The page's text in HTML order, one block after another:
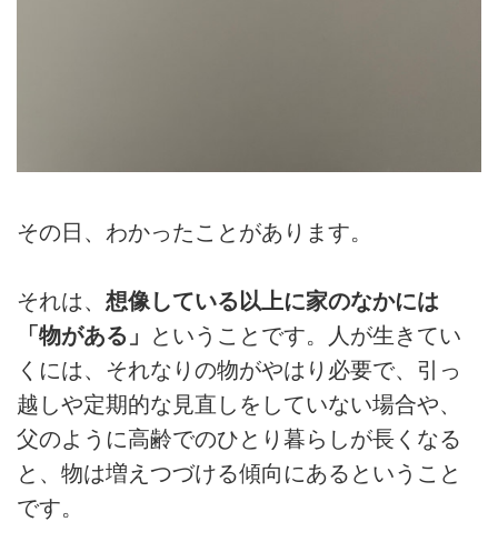
その日、わかったことがあります。
それは、 想像している以上に家のなかには
「物がある」
ということです。人が生きてい
くには、それなりの物がやはり必要で、引っ
越しや定期的な見直しをしていない場合や、
父のように高齢でのひとり暮らしが長くなる
と、物は増えつづける傾向にあるということ
です。